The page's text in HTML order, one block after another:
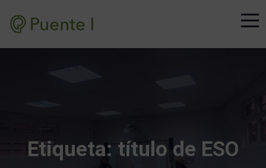
Etiqueta: título de ESO